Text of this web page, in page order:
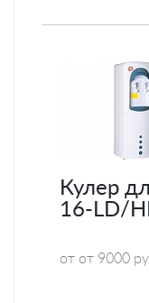
Кулер
16-LD/
от от 9000